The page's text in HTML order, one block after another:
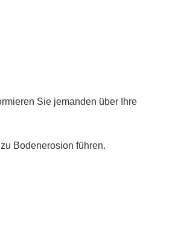
Sie jemanden über Ihre
Bodenerosion führen.